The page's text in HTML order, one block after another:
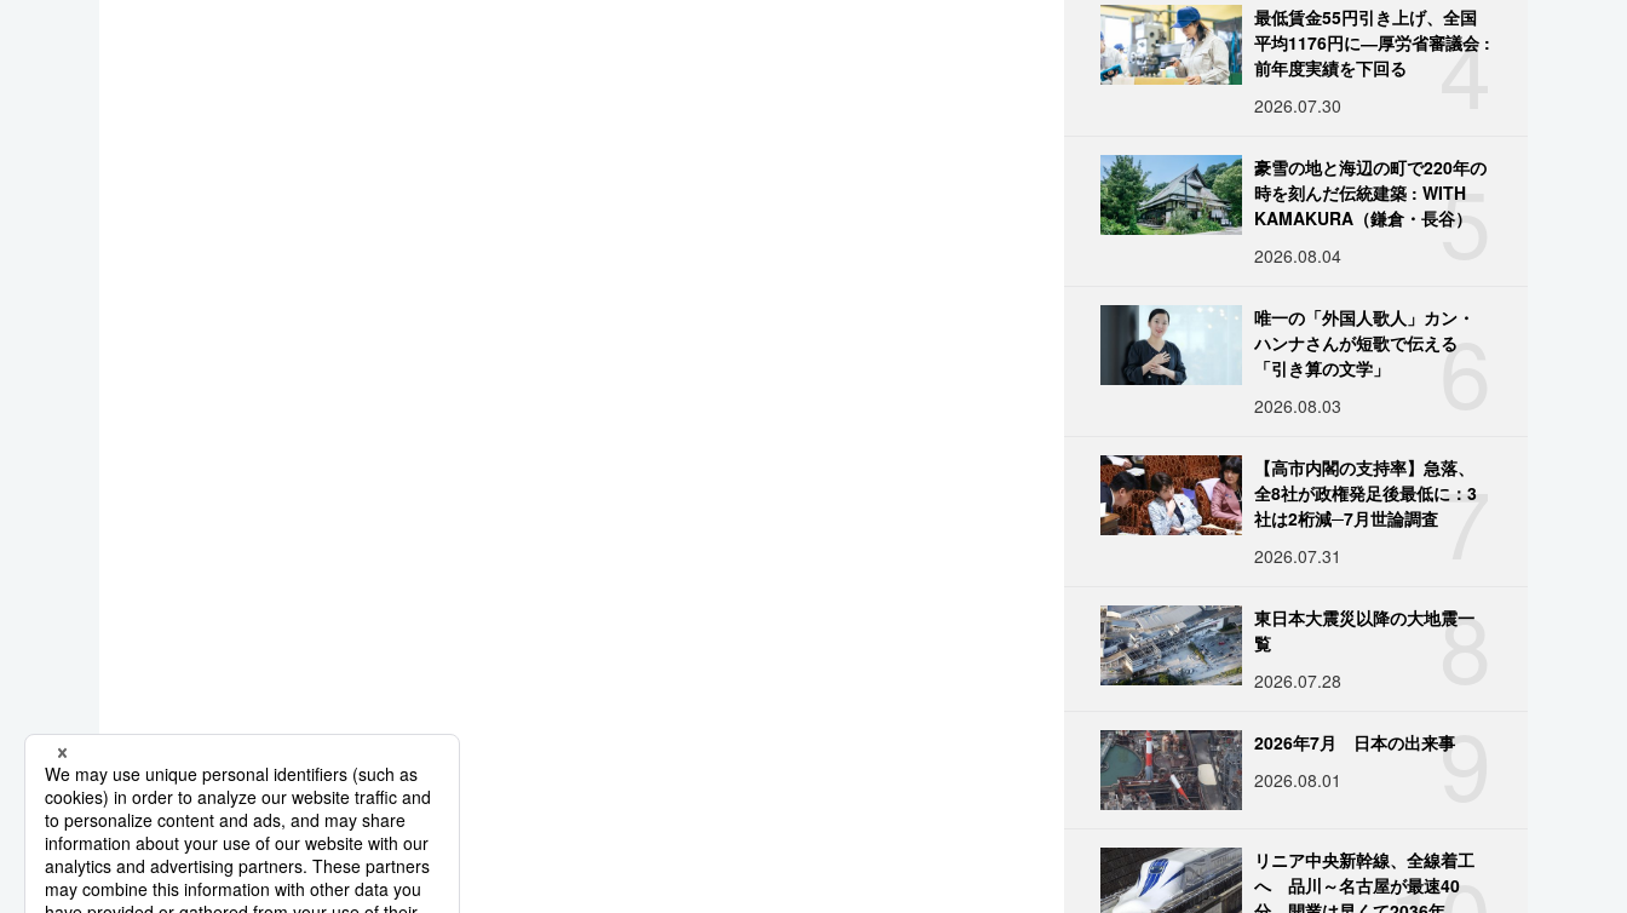
4
最低賃金55円引き上げ、全国
平均1176円に―厚労省審議会 :
前年度実績を下回る
2026.07.30
5
豪雪の地と海辺の町で220年の
時を刻んだ伝統建築 : WITH
KAMAKURA（鎌倉・長谷）
2026.08.04
6
唯一の「外国人歌人」カン・
ハンナさんが短歌で伝える
「引き算の文学」
2026.08.03
7
【高市内閣の支持率】急落、
全8社が政権発足後最低に：3
社は2桁減─7月世論調査
2026.07.31
8
東日本大震災以降の大地震一
覧
2026.07.28
9
2026年7月 日本の出来事
2026.08.01
リニア中央新幹線、全線着工
へ 品川～名古屋が最速40